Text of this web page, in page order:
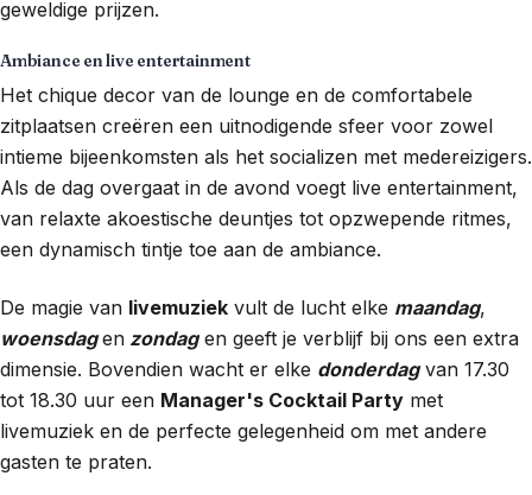
geweldige prijzen.
Ambiance en live entertainment
Het chique decor van de lounge en de comfortabele
zitplaatsen creëren een uitnodigende sfeer voor zowel
intieme bijeenkomsten als het socializen met medereizigers.
Als de dag overgaat in de avond voegt live entertainment,
van relaxte akoestische deuntjes tot opzwepende ritmes,
een dynamisch tintje toe aan de ambiance.
De magie van livemuziek vult de lucht elke maandag,
woensdagen zondagen geeft je verblijf bij ons een extra
dimensie. Bovendien wacht er elke donderdagvan 17.30
tot 18.30 uur een Manager's Cocktail Party met
livemuziek en de perfecte gelegenheid om met andere
gasten te praten.